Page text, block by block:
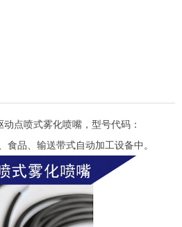
点喷式雾化喷嘴，型号代码：
食品、输送带式自动加工设备中。